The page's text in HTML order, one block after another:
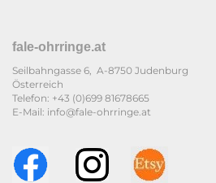
fale-ohrringe.at
Seilbahngasse 6, A-8750 Judenburg
Österreich
Telefon: +43 (0)699 81678665
E-Mail: info@fale-ohrringe.at